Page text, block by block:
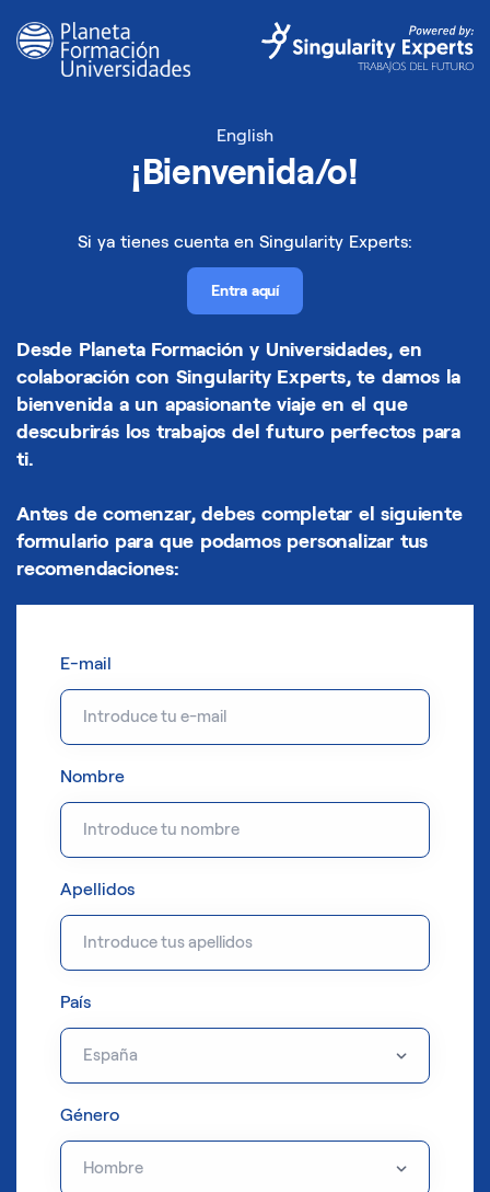
English
¡Bienvenida/o!
Si ya tienes cuenta en Singularity Experts:
Entra aquí
Desde Planeta Formación y Universidades, en
colaboración con Singularity Experts, te damos la
bienvenida a un apasionante viaje en el que
descubrirás los trabajos del futuro perfectos para
ti.
Antes de comenzar, debes completar el siguiente
formulario para que podamos personalizar tus
recomendaciones:
E-mail
Nombre
Apellidos
País
Género